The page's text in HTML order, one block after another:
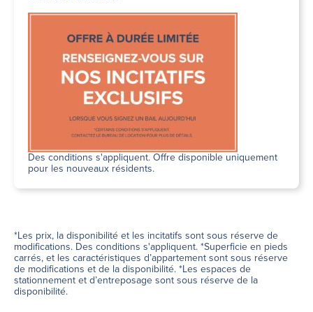
Des conditions s'appliquent. Offre disponible uniquement
pour les nouveaux résidents.
*Les prix, la disponibilité et les incitatifs sont sous réserve de
modifications. Des conditions s'appliquent. *Superficie en pieds
carrés, et les caractéristiques d’appartement sont sous réserve
de modifications et de la disponibilité. *Les espaces de
stationnement et d’entreposage sont sous réserve de la
disponibilité.